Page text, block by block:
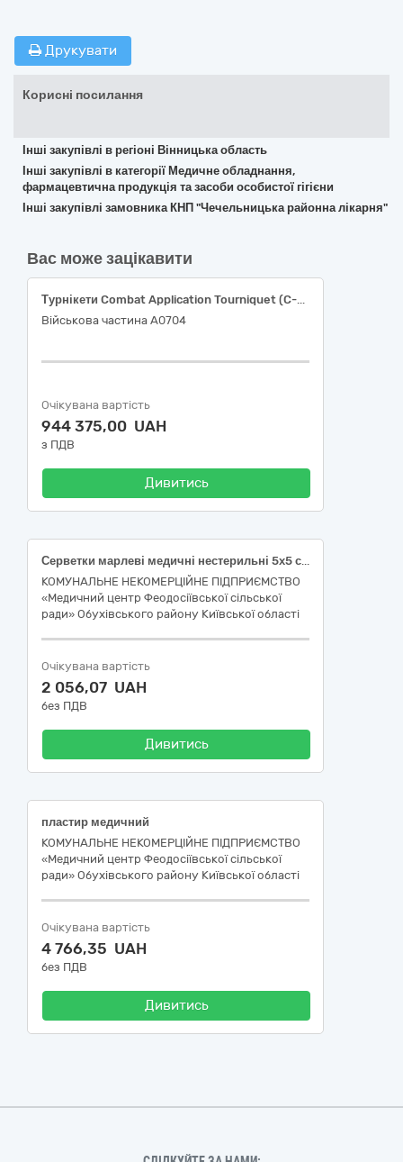
Друкувати
Корисні посилання
Інші закупівлі в регіоні Вінницька область
Інші закупівлі в категорії Медичне обладнання,
фармацевтична продукція та засоби особистої гігієни
Інші закупівлі замовника КНП "Чечельницька районна лікарня"
Вас може зацікавити
Турнікети Combat Application Tourniquet (C-A-T) – Trainer Blue, Generation 7
Військова частина А0704
Очікувана вартість
944 375,00 UAH
з ПДВ
Дивитись
Серветки марлеві медичні нестерильні 5х5 см, 8 шарів нестерильні
КОМУНАЛЬНЕ НЕКОМЕРЦІЙНЕ ПІДПРИЄМСТВО
«Медичний центр Феодосіївської сільської
ради» Обухівського району Київської області
Очікувана вартість
2 056,07 UAH
без ПДВ
Дивитись
пластир медичний
КОМУНАЛЬНЕ НЕКОМЕРЦІЙНЕ ПІДПРИЄМСТВО
«Медичний центр Феодосіївської сільської
ради» Обухівського району Київської області
Очікувана вартість
4 766,35 UAH
без ПДВ
Дивитись